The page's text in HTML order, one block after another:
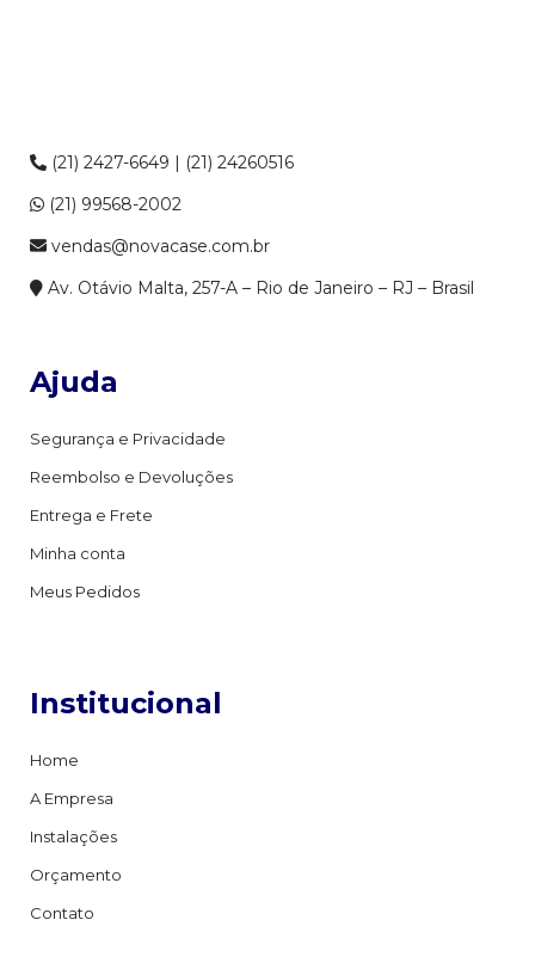
(21) 2427-6649 | (21) 24260516
(21) 99568-2002
vendas@novacase.com.br
Av. Otávio Malta, 257-A – Rio de Janeiro – RJ – Brasil
Ajuda
Segurança e Privacidade
Reembolso e Devoluções
Entrega e Frete
Minha conta
Meus Pedidos
Institucional
Home
A Empresa
Instalações
Orçamento
Contato